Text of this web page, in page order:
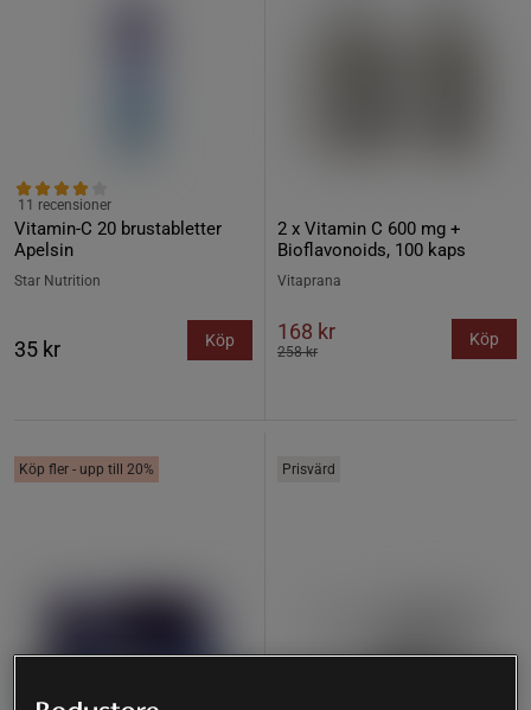
Vitamin-C 20 brustabletter
Apelsin
11 recensioner
Star Nutrition
35 kr Köp
2 x Vitamin C 600 mg +
Bioflavonoids, 100 kaps
Vitaprana
168 kr
258 kr
Köp
Köp fler - upp till 20% Prisvärd